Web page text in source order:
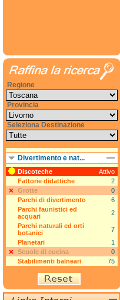
Regione
Provincia
Seleziona Destinazione
Divertimento e nat...
Discoteche
Attivo
Fattorie didattiche
2
Grotte
0
Parchi di divertimento
6
Parchi faunistici ed
acquari
2
Parchi naturali ed orti
botanici
7
Planetari
1
Scuole di cucina
0
Stabilimenti balneari
75